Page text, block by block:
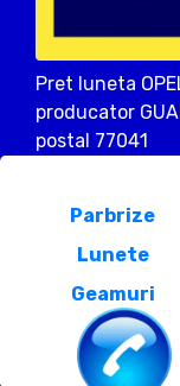
Pret luneta
producator
postal 77041
Parbrize
Lunete
Geamuri